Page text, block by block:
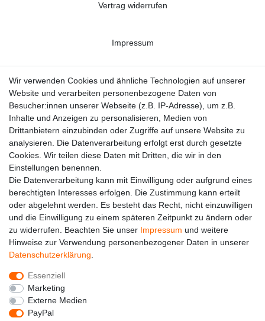
Vertrag widerrufen
Impressum
Datenschutzerklärung
Kontakt
Alle auf dieser Webseite dargestellten Produkte und
Produktinformationen dienen ausschließlich der
allgemeinen Information. Es wird darauf hingewiesen, dass
Abweichungen zwischen den auf der Webseite
dargestellten Produkten und den tatsächlich gelieferten
Modellen möglich sind.
Wir verwenden Cookies und ähnliche Technologien auf unserer
Website und verarbeiten personenbezogene Daten von
Besucher:innen unserer Webseite (z.B. IP-Adresse), um z.B.
Inhalte und Anzeigen zu personalisieren, Medien von
Drittanbietern einzubinden oder Zugriffe auf unsere Website zu
analysieren. Die Datenverarbeitung erfolgt erst durch gesetzte
Cookies. Wir teilen diese Daten mit Dritten, die wir in den
Einstellungen benennen.
Die Datenverarbeitung kann mit Einwilligung oder aufgrund eines
berechtigten Interesses erfolgen. Die Zustimmung kann erteilt
oder abgelehnt werden. Es besteht das Recht, nicht einzuwilligen
und die Einwilligung zu einem späteren Zeitpunkt zu ändern oder
zu widerrufen. Beachten Sie unser Impressum und weitere
Hinweise zur Verwendung personenbezogener Daten in unserer
Daten­schutz­erklärung
Essenziell
Marketing
Externe Medien
PayPal